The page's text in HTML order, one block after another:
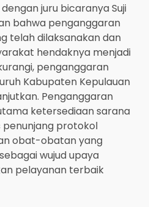
juru bicaranya Suji
bahwa penganggaran
telah dilaksanakan dan
hendaknya menjadi
penganggaran
Kabupaten Kepulauan
Penganggaran
ketersediaan sarana
protokol
obat-obatan yang
wujud upaya
pelayanan terbaik